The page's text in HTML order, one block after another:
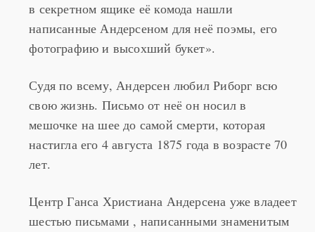
своей страсти! Когда Риборг Войт скончалась,
в секретном ящике её комода нашли
написанные Андерсеном для неё поэмы, его
Судя по всему, Андерсен любил Риборг всю
свою жизнь. Письмо от неё он носил в
мешочке на шее до самой смерти, которая
настигла его 4 августа 1875 года в возрасте 70
Центр Ганса Христиана Андерсена уже владеет